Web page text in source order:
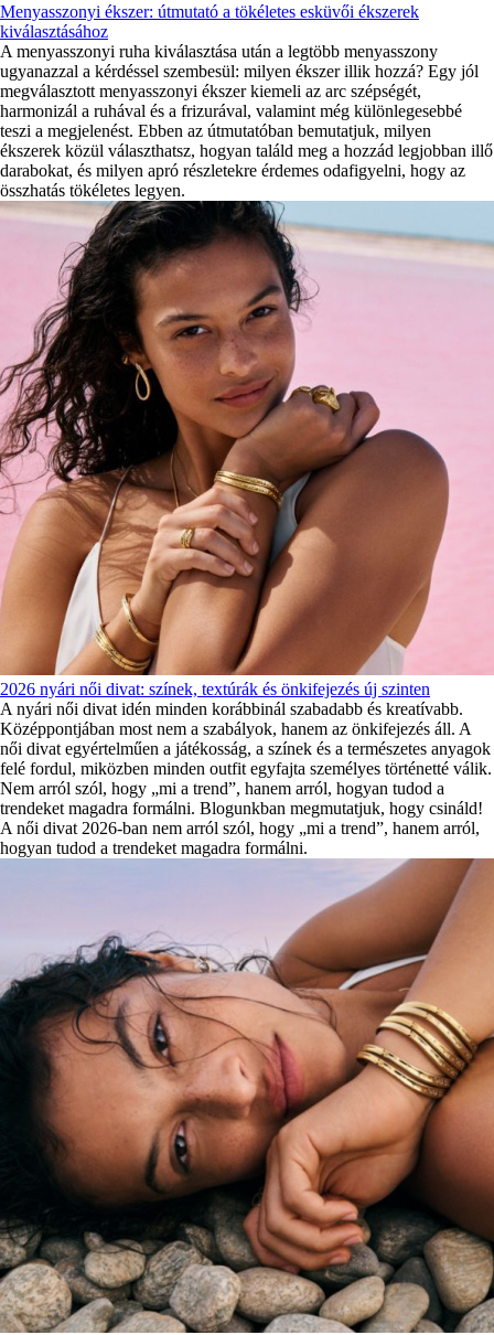
Menyasszonyi ékszer: útmutató a tökéletes esküvői ékszerek
kiválasztásához
A menyasszonyi ruha kiválasztása után a legtöbb menyasszony
ugyanazzal a kérdéssel szembesül: milyen ékszer illik hozzá? Egy jól
megválasztott menyasszonyi ékszer kiemeli az arc szépségét,
harmonizál a ruhával és a frizurával, valamint még különlegesebbé
teszi a megjelenést. Ebben az útmutatóban bemutatjuk, milyen
ékszerek közül választhatsz, hogyan találd meg a hozzád legjobban illő
darabokat, és milyen apró részletekre érdemes odafigyelni, hogy az
összhatás tökéletes legyen.
2026 nyári női divat: színek, textúrák és önkifejezés új szinten
A nyári női divat idén minden korábbinál szabadabb és kreatívabb.
Középpontjában most nem a szabályok, hanem az önkifejezés áll. A
női divat egyértelműen a játékosság, a színek és a természetes anyagok
felé fordul, miközben minden outfit egyfajta személyes történetté válik.
Nem arról szól, hogy „mi a trend”, hanem arról, hogyan tudod a
trendeket magadra formálni. Blogunkban megmutatjuk, hogy csináld!
A női divat 2026-ban nem arról szól, hogy „mi a trend”, hanem arról,
hogyan tudod a trendeket magadra formálni.